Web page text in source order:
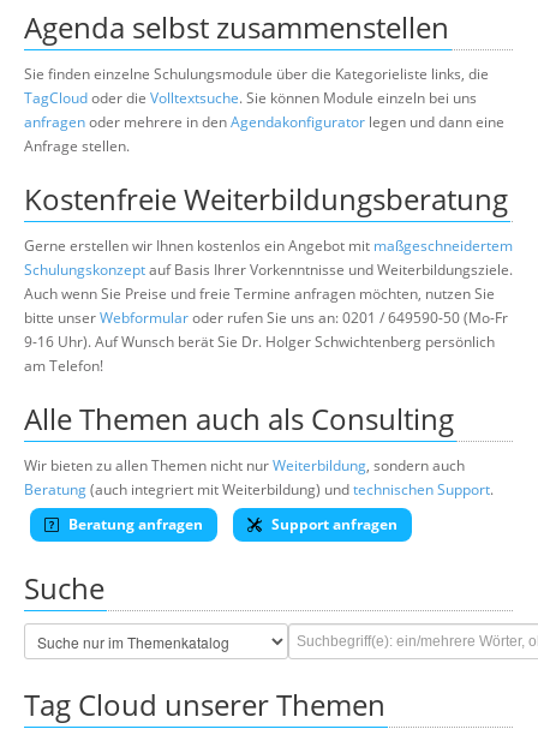
Agenda selbst zusammenstellen
Sie finden einzelne Schulungsmodule über die Kategorieliste links, die
TagCloudoder die Volltextsuche. Sie können Module einzeln bei uns
anfragenoder mehrere in denAgendakonfigurator legen und dann eine
Anfrage stellen.
Kostenfreie Weiterbildungsberatung
Gerne erstellen wir Ihnen kostenlos ein Angebot mit maßgeschneidertem
Schulungskonzeptauf Basis Ihrer Vorkenntnisse und Weiterbildungsziele.
Auch wenn Sie Preise und freie Termine anfragen möchten, nutzen Sie
bitte unserWebformularoder rufen Sie uns an: 0201 / 649590-50 (Mo-Fr
9-16 Uhr). Auf Wunsch berät Sie Dr. Holger Schwichtenberg persönlich
am Telefon!
Alle Themen auch als Consulting
Wir bieten zu allen Themen nicht nurWeiterbildung, sondern auch
Beratung(auch integriert mit Weiterbildung) undtechnischen Support.
Beratung anfragen
Support anfragen
Suche
Tag Cloud unserer Themen